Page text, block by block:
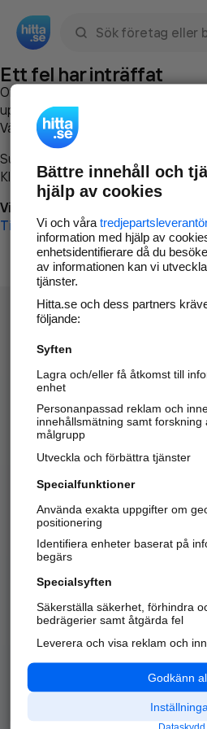
Ett fel har inträffat
Om du vill kan du
uppstod så att vi lättare och
Vänligen försök med följande:
Surfa till
Klicka påTillbaka-knappen i
Vi beklagar besväret!
Till startsidan
Hitta.se - Gratis
Sök företag, personer och platser.
Hitta telefonnummer, adresser,
Kom
Alla kategorier
API & Kartor
Bättre innehåll och
hjälp av cookies
Vi och våra
information med hjälp av
enhetsidentifierare då du
av informationen kan vi
tjänster.
Hitta.se och dess partners
följande:
Syften
Lagra och/eller få åtkomst till
enhet
Personanpassad reklam och
innehållsmätning samt forskning
målgrupp
Utveckla och förbättra tjänster
Specialfunktioner
Använda exakta uppgifter om
positionering
Identifiera enheter baserat på
begärs
Specialsyften
Säkerställa säkerhet, förhindra
bedrägerier samt åtgärda fel
Leverera och visa reklam och
Godkänn
Dataskydd